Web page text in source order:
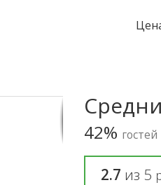
42%
2.7 из 5